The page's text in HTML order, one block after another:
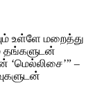
உள்ளே மறைத்து
தங்களுடன்
‘மெல்லிசை’” –